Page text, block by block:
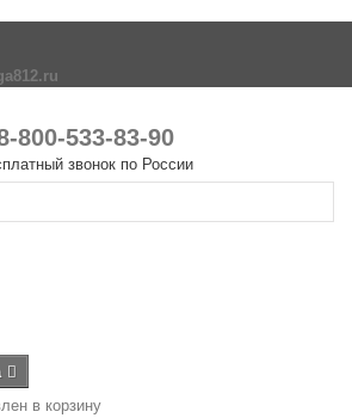
800-533-83-90
звонок по России
в корзину